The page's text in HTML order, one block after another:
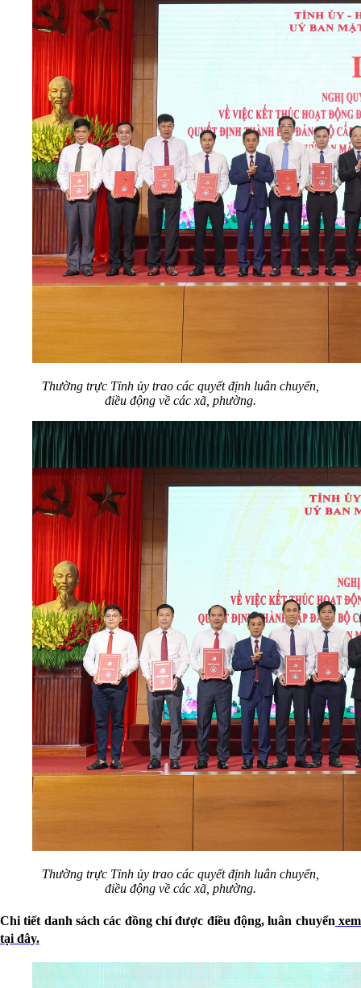
Thường trực Tỉnh ủy trao các quyết định luân chuyển,
điều động về các xã, phường.
Thường trực Tỉnh ủy trao các quyết định luân chuyển,
điều động về các xã, phường.
Chi tiết danh sách các đồng chí được điều động, luân chuyển xem
tại đây.